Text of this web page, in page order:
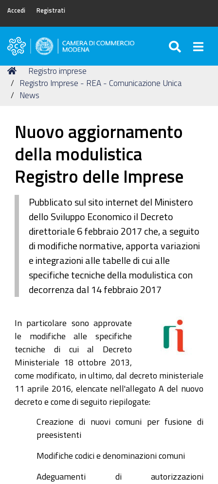
Accedi Registrati
Camera
Commercio
di
Modena
Tu
sei
qui:
Home
Registro imprese
Registro Imprese - REA - Comunicazione Unica
News
Nuovo aggiornamento
della modulistica
Registro delle Imprese
Pubblicato sul sito internet del Ministero
dello Sviluppo Economico il Decreto
direttoriale 6 febbraio 2017 che, a seguito
di modifiche normative, apporta variazioni
e integrazioni alle tabelle di cui alle
specifiche tecniche della modulistica con
decorrenza dal 14 febbraio 2017
In particolare sono approvate
le modifiche alle specifiche
tecniche di cui al Decreto
Ministeriale 18 ottobre 2013,
come modificato, in ultimo, dal decreto ministeriale
11 aprile 2016, elencate nell'allegato A del nuovo
decreto e come di seguito riepilogate:
Creazione di nuovi comuni per fusione di
preesistenti
Modifiche codici e denominazioni comuni
Adeguamenti di autorizzazioni